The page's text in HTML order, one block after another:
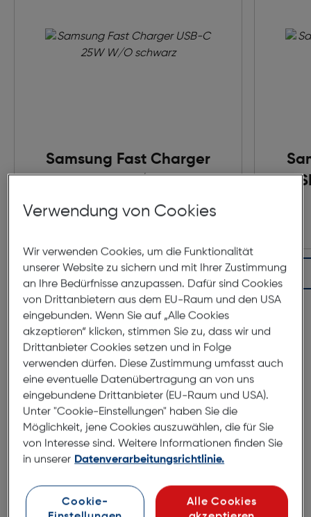
Samsung Fast Charger
€ 34,99
In den Warenkorb
Produktbeschreibung
blau schwarz
ArtNr.: 180006362
Verwendung von Cookies
Wir verwenden Cookies, um die Funktionalität
unserer Website zu sichern und mit Ihrer Zustimmung
an Ihre Bedürfnisse anzupassen. Dafür sind Cookies
von Drittanbietern aus dem EU-Raum und den USA
eingebunden. Wenn Sie auf „Alle Cookies
akzeptieren“ klicken, stimmen Sie zu, dass wir und
Drittanbieter Cookies setzen und in Folge
verwenden dürfen. Diese Zustimmung umfasst auch
eine eventuelle Datenübertragung an von uns
eingebundene Drittanbieter (EU-Raum und USA).
Unter "Cookie-Einstellungen" haben Sie die
Möglichkeit, jene Cookies auszuwählen, die für Sie
von Interesse sind. Weitere Informationen finden Sie
in unserer Datenverarbeitungsrichtlinie.
Cookie-
Alle Cookies